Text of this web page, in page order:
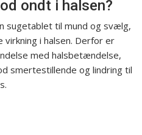
ondt i halsen?
sugetablet til mund og svælg,
virkning i halsen. Derfor er
med halsbetændelse,
smertestillende og lindring til